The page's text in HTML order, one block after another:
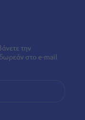
την
στο e-mail